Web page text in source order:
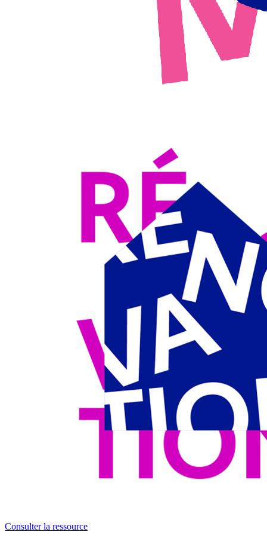
Consulter la ressource